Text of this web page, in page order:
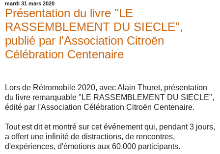
mardi 31 mars 2020
Présentation du livre "LE
RASSEMBLEMENT DU SIECLE",
publié par l'Association Citroën
Célébration Centenaire
Lors de Rétromobile 2020, avec Alain Thuret, présentation
du livre remarquable "LE RASSEMBLEMENT DU SIECLE",
édité par l'Association Célébration Citroën Centenaire.
Tout est dit et montré sur cet événement qui, pendant 3 jours,
a offert une infinité de distractions, de rencontres,
d'expériences, d'émotions aux 60.000 participants.